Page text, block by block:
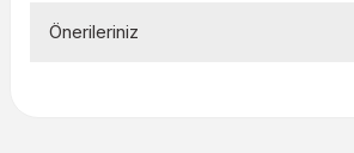
Önerileriniz